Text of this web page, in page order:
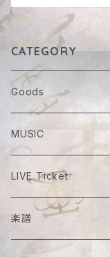
CATEGORY
Goods
MUSIC
LIVE Ticket
楽譜